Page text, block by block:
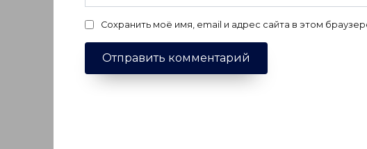
Сохранить моё имя, email и адрес сайта в этом